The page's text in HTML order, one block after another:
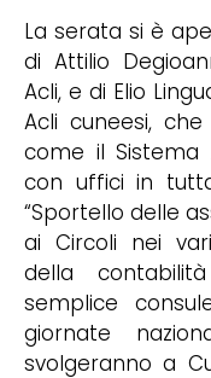
La serata si è
di Attilio
Acli, e di Elio
Acli cuneesi,
come il Sistema
con uffici in
“Sportello delle
ai Circoli nei
della
semplice
giornate
svolgeranno a